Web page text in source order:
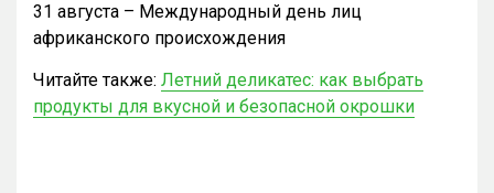
31 августа – Международный день лиц
африканского происхождения
Читайте также: Летний деликатес: как выбрать
продукты для вкусной и безопасной окрошки